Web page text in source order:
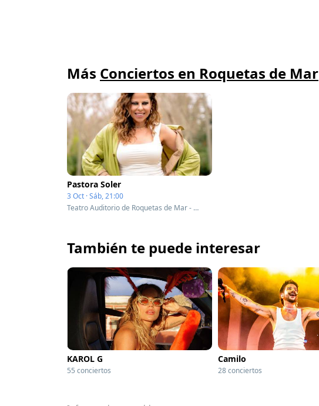
Más Conciertos en Roquetas de Mar
Pastora Soler
3 Oct · Sáb, 21:00
Teatro Auditorio de Roquetas de Mar - Roquetas de Mar, Spain
También te puede interesar
KAROL G
55 conciertos
Camilo
28 conciertos